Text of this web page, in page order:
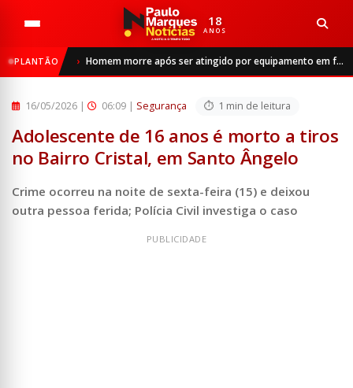
18
ANOS
PLANTÃO Homem morre após ser atingido por equipamento em frigorífico de São Luiz Gonzaga
Segurança
Adolescente de 16 anos é morto a tiros no Bairro Cristal,...
16/05/2026 | 06:09 | Segurança 1 min de leitura
Adolescente de 16 anos é morto a tiros
no Bairro Cristal, em Santo Ângelo
Crime ocorreu na noite de sexta-feira (15) e deixou
outra pessoa ferida; Polícia Civil investiga o caso